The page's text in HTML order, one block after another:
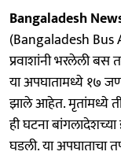
Bangaladesh
(Bangaladesh Bus
प्रवाशांनी भरलेली
या अपघातामध्ये १७
झाले आहेत. मृतांमध्ये
ही घटना
घडली. या